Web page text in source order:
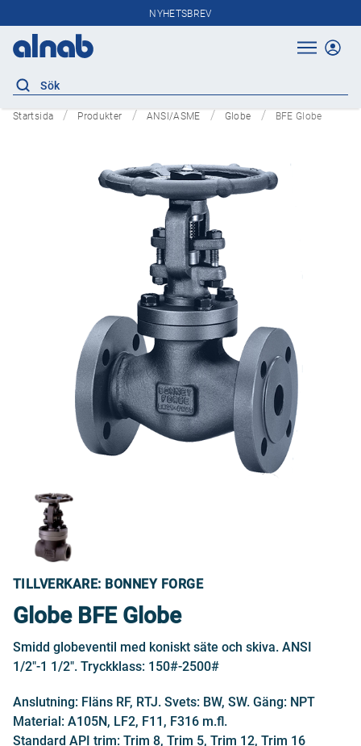
NYHETSBREV
Startsida Produkter ANSI/ASME Globe BFE Globe
TILLVERKARE: BONNEY FORGE
Globe BFE Globe
Smidd globeventil med koniskt säte och skiva. ANSI
1/2"-1 1/2". Tryckklass: 150#-2500#
Anslutning: Fläns RF, RTJ. Svets: BW, SW. Gäng: NPT
Material: A105N, LF2, F11, F316 m.fl.
Standard API trim: Trim 8, Trim 5, Trim 12, Trim 16